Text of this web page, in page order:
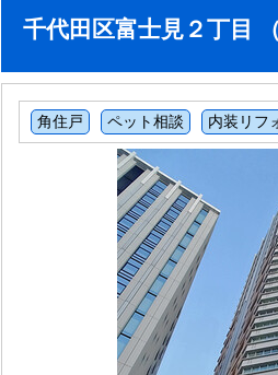
千代田区富士見２丁目
角住戸 ペット相談 内装リフ